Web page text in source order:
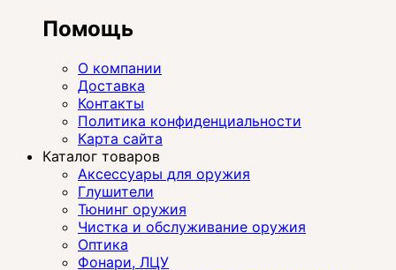
Помощь
О компании
Доставка
Контакты
Политика конфиденциальности
Карта сайта
Каталог товаров
Аксессуары для оружия
Глушители
Тюнинг оружия
Чистка и обслуживание оружия
Оптика
Фонари, ЛЦУ